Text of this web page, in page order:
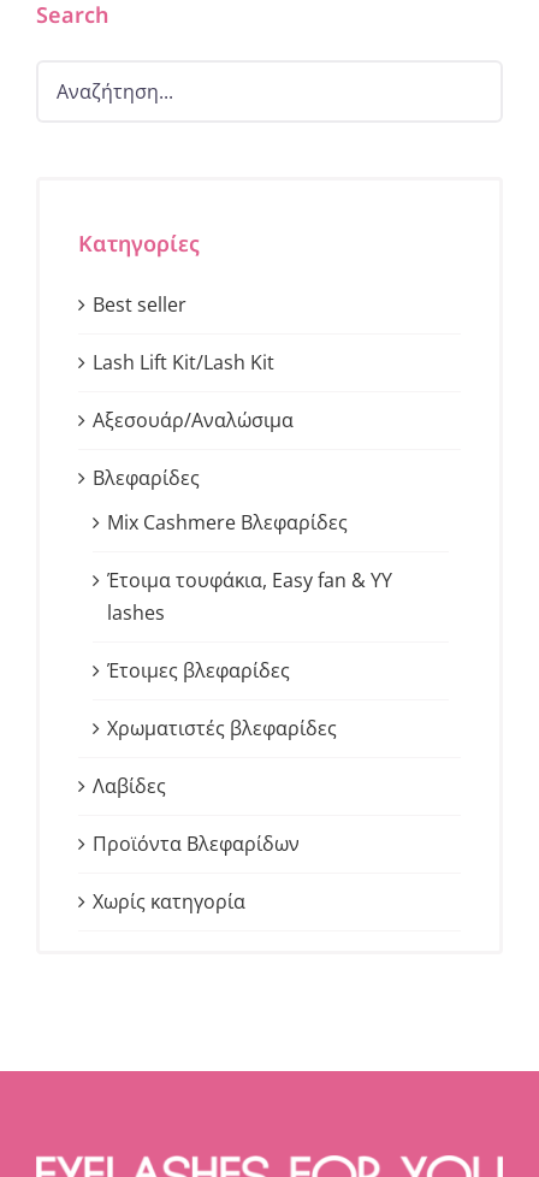
Search
Κατηγορίες
Best seller
Lash Lift Kit/Lash Kit
Αξεσουάρ/Αναλώσιμα
Βλεφαρίδες
Mix Cashmere Βλεφαρίδες
Έτοιμα τουφάκια, Easy fan & YY
lashes
Έτοιμες βλεφαρίδες
Χρωματιστές βλεφαρίδες
Λαβίδες
Προϊόντα Βλεφαρίδων
Χωρίς κατηγορία